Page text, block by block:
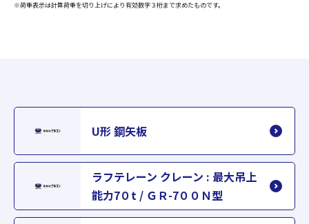
※荷重表示は計算荷重を切り上げにより有効数字３桁まで求めたものです。
U形 鋼矢板
ラフテレーン クレーン : 最大吊上
能力7０t / ＧＲ-7００Ｎ型